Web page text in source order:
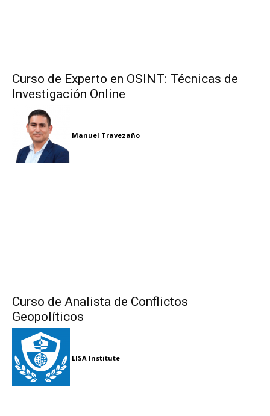
Curso de Experto en OSINT: Técnicas de
Investigación Online
Manuel Travezaño
Curso de Analista de Conflictos
Geopolíticos
LISA Institute